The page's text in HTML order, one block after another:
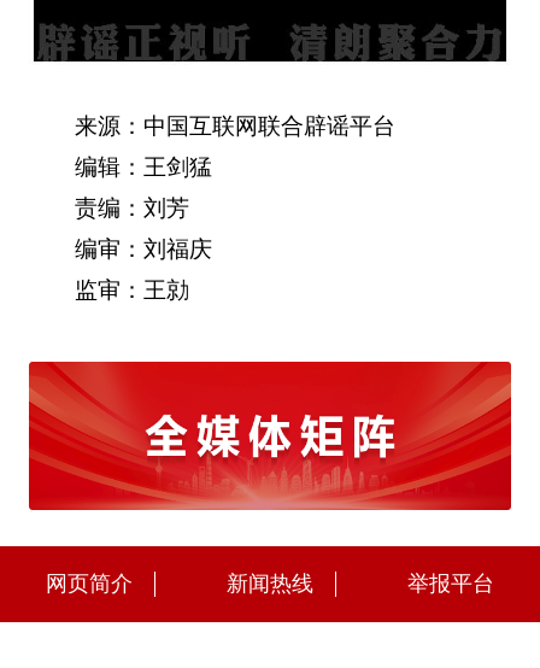
来源：中国互联网联合辟谣平台
编辑：王剑猛
责编：刘芳
编审：刘福庆
监审：王勍
网页简介 新闻热线 举报平台